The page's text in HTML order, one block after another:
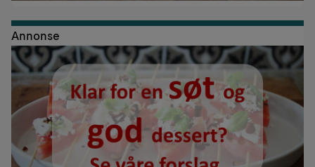
Annonse